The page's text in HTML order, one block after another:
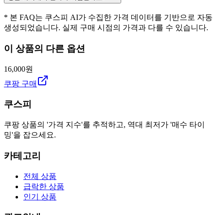
* 본 FAQ는 쿠스피 AI가 수집한 가격 데이터를 기반으로 자동
생성되었습니다. 실제 구매 시점의 가격과 다를 수 있습니다.
이 상품의 다른 옵션
16,000원
쿠팡 구매
쿠스피
쿠팡 상품의 '가격 지수'를 추적하고, 역대 최저가 '매수 타이
밍'을 잡으세요.
카테고리
전체 상품
급락한 상품
인기 상품